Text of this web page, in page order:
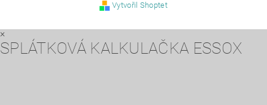
Vytvořil Shoptet
×
SPLÁTKOVÁ KALKULAČKA ESSOX